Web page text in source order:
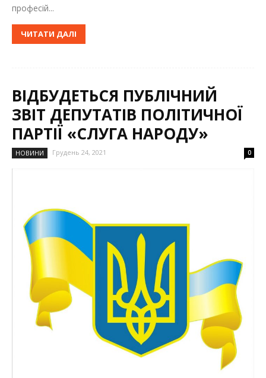
професій...
ЧИТАТИ ДАЛІ
ВІДБУДЕТЬСЯ ПУБЛІЧНИЙ
ЗВІТ ДЕПУТАТІВ ПОЛІТИЧНОЇ
ПАРТІЇ «СЛУГА НАРОДУ»
НОВИНИ Грудень 24, 2021 0